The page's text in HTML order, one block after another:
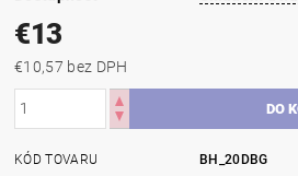
€13
€10,57 bez DPH
KÓD TOVARU
BH_20DBG